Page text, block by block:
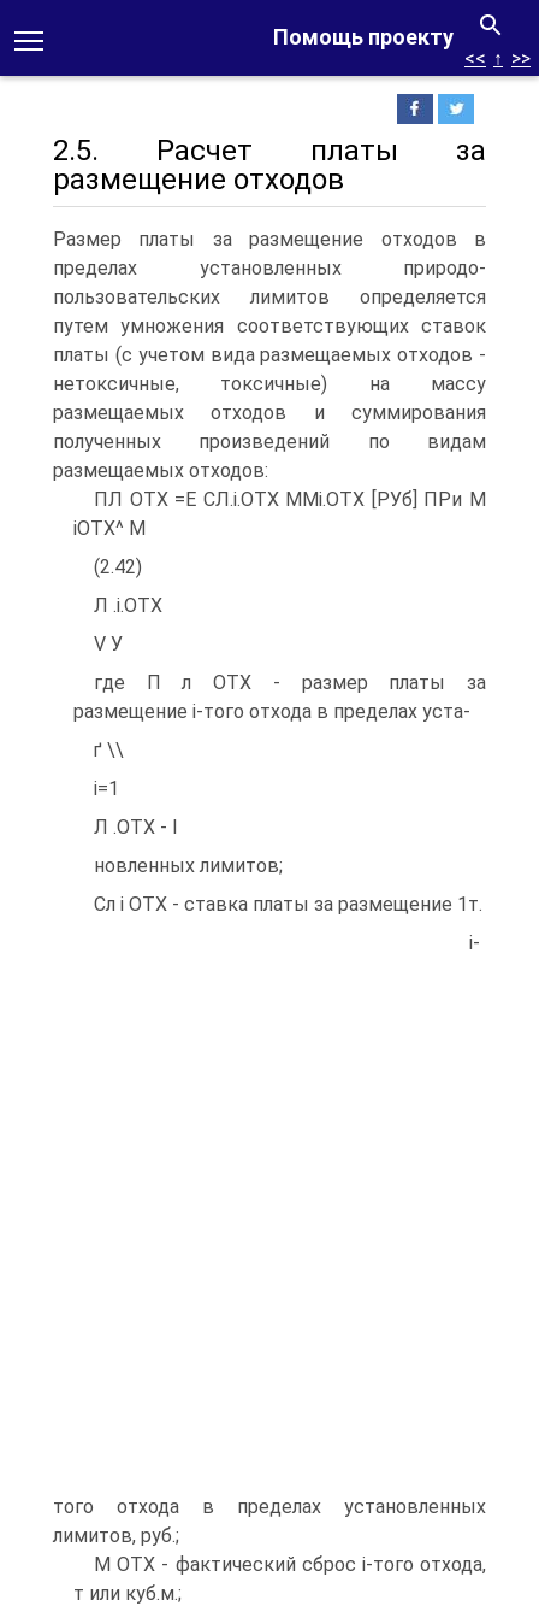
Помощь проекту
<< ↑ >>
2.5. Расчет платы за
размещение отходов
Размер платы за размещение отходов в
пределах установленных природо-
пользовательских лимитов определяется
путем умножения соответствующих ставок
платы (с учетом вида размещаемых отходов -
нетоксичные, токсичные) на массу
размещаемых отходов и суммирования
полученных произведений по видам
размещаемых отходов:
ПЛ ОТХ =Е СЛ.і.ОТХ ММі.ОТХ [РУб] ПРи М
іОТХ^ М
(2.42)
Л .і.ОТХ
V У
где П л ОТХ - размер платы за
размещение і-того отхода в пределах уста-
ґ \\
і=1
Л .ОТХ - І
новленных лимитов;
Сл і ОТХ - ставка платы за размещение 1т.
і-
того отхода в пределах установленных
лимитов, руб.;
М ОТХ - фактический сброс і-того отхода,
т или куб.м.;